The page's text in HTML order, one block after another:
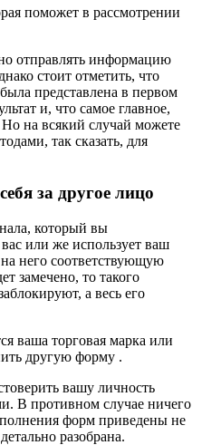
поможет в рассмотрении
отправлять информацию
стоит отметить, что
представлена в первом
и, что самое главное,
на всякий случай можете
так сказать, для
за другое лицо
который вы
или же использует ваш
него соответствующую
замечено, то такого
а весь его
ваша торговая марка или
другую форму .
вашу личность
В противном случае ничего
форм приведены не
разобрана.